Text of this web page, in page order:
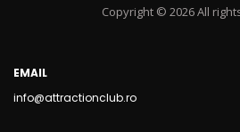
Copyright © 2026 All
EMAIL
info@attractionclub.ro